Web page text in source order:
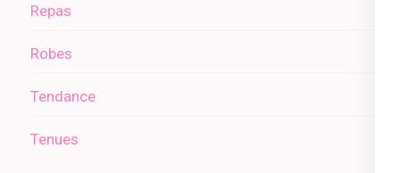
Repas
Robes
Tendance
Tenues